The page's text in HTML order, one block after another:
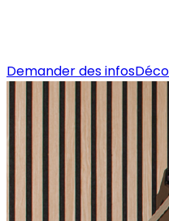
Demander des infos